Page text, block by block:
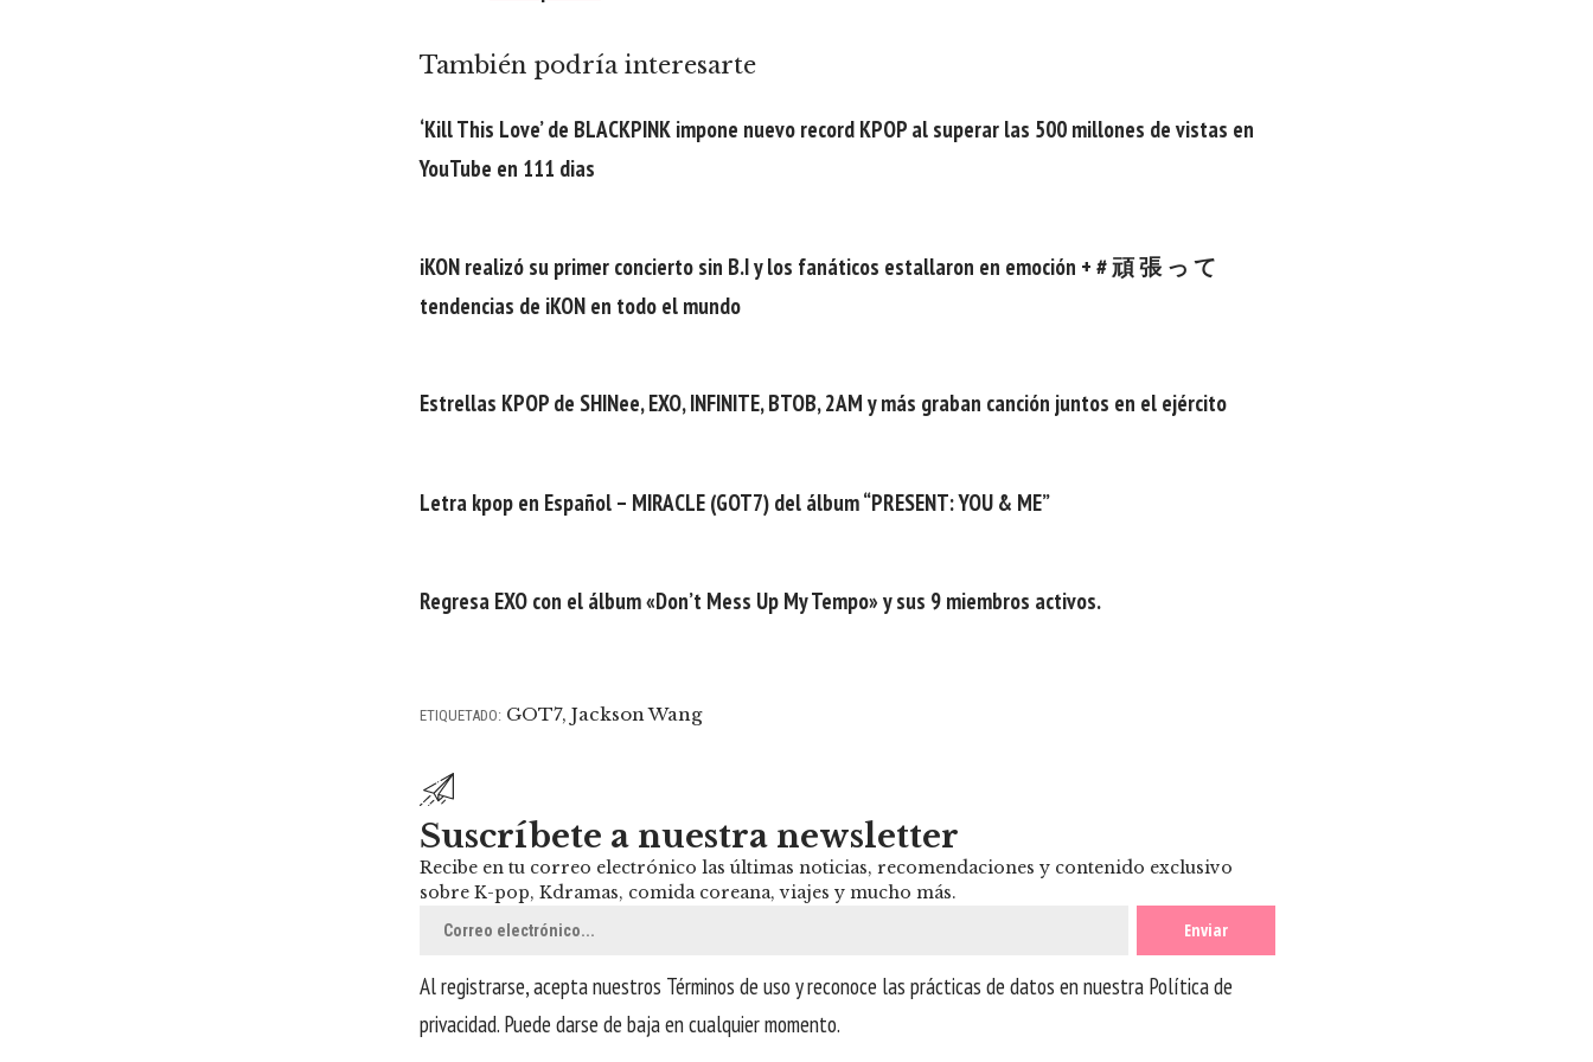
También podría interesarte
‘Kill This Love’ de BLACKPINK impone nuevo record KPOP al superar las 500 millones de vistas en
YouTube en 111 dias
iKON realizó su primer concierto sin B.I y los fanáticos estallaron en emoción + # 頑 張 っ て
tendencias de iKON en todo el mundo
Estrellas KPOP de SHINee, EXO, INFINITE, BTOB, 2AM y más graban canción juntos en el ejército
Letra kpop en Español – MIRACLE (GOT7) del álbum “PRESENT: YOU & ME”
Regresa EXO con el álbum «Don’t Mess Up My Tempo» y sus 9 miembros activos.
ETIQUETADO: GOT7, Jackson Wang
Suscríbete a nuestra newsletter
Recibe en tu correo electrónico las últimas noticias, recomendaciones y contenido exclusivo
sobre K-pop, Kdramas, comida coreana, viajes y mucho más.
Al registrarse, acepta nuestros Términos de uso y reconoce las prácticas de datos en nuestra Política de
privacidad. Puede darse de baja en cualquier momento.